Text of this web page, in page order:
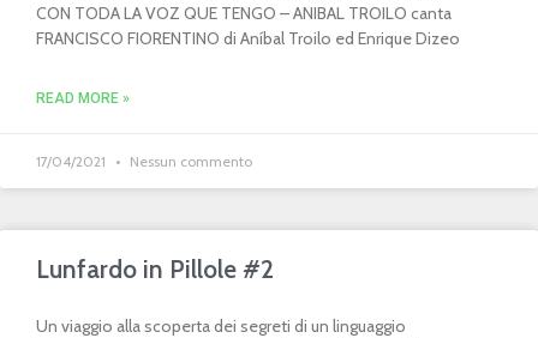
CON TODA LA VOZ QUE TENGO – ANIBAL TROILO canta
FRANCISCO FIORENTINO di Aníbal Troilo ed Enrique Dizeo
READ MORE »
17/04/2021 Nessun commento
Lunfardo in Pillole #2
Un viaggio alla scoperta dei segreti di un linguaggio